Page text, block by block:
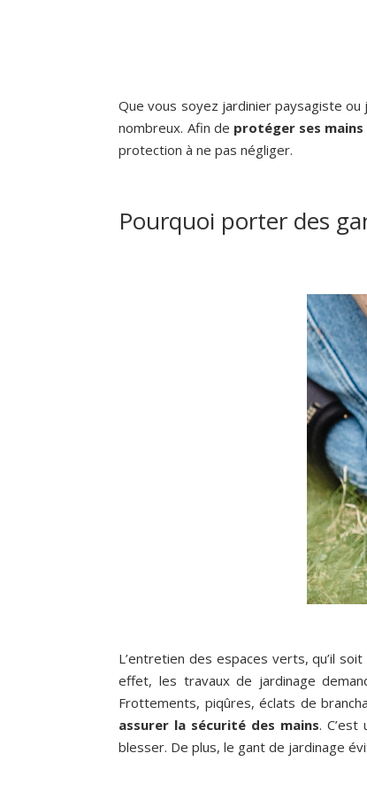
Que vous soyez jardinier paysagiste
nombreux. Afin de protéger ses
protection à ne pas négliger.
Pourquoi porter des
L’entretien des espaces verts, qu’il
effet, les travaux de jardinage
Frottements, piqûres, éclats de
assurer la sécurité des mains.
blesser. De plus, le gant de jardinage